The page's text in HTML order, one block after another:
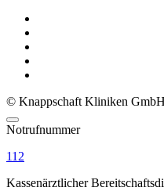
© Knappschaft Kliniken
Notrufnummer
112
Kassenärztlicher